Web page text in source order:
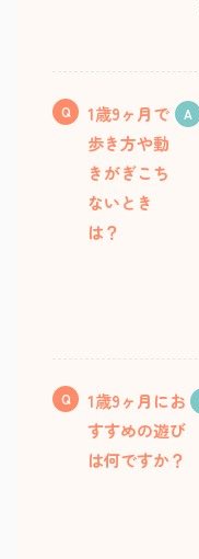
1歳9ヶ月で
歩き方や動
きがぎこち
ないとき
は？
1歳9ヶ月にお
すすめの遊び
は何ですか？